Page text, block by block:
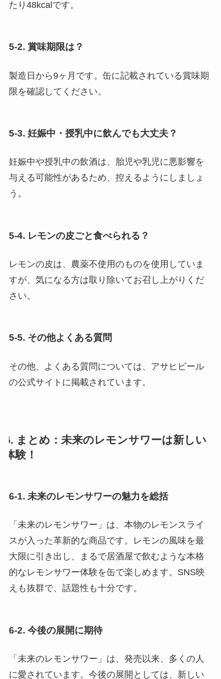
たり48kcalです。
5-2. 賞味期限は？
製造日から9ヶ月です。缶に記載されている賞味期
限を確認してください。
5-3. 妊娠中・授乳中に飲んでも大丈夫？
妊娠中や授乳中の飲酒は、胎児や乳児に悪影響を
与える可能性があるため、控えるようにしましょ
う。
5-4. レモンの皮ごと食べられる？
レモンの皮は、農薬不使用のものを使用していま
すが、気になる方は取り除いてお召し上がりくだ
さい。
5-5. その他よくある質問
その他、よくある質問については、アサヒビール
の公式サイトに掲載されています。
6. まとめ：未来のレモンサワーは新しい
体験！
6-1. 未来のレモンサワーの魅力を総括
「未来のレモンサワー」は、本物のレモンスライ
スが入った革新的な商品です。レモンの風味を最
大限に引き出し、まるで居酒屋で飲むような本格
的なレモンサワー体験を缶で楽しめます。SNS映
えも抜群で、話題性も十分です。
6-2. 今後の展開に期待
「未来のレモンサワー」は、発売以来、多くの人
に愛されています。今後の展開としては、新しい